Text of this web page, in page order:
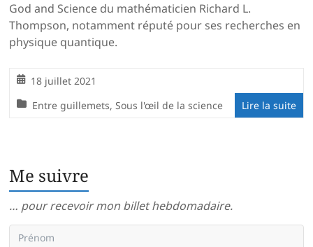
God and Science du mathématicien Richard L.
Thompson, notamment réputé pour ses recherches en
physique quantique.
18 juillet 2021
Entre guillemets,Sous l'œil de la science Lire la suite
Me suivre
… pour recevoir mon billet hebdomadaire.